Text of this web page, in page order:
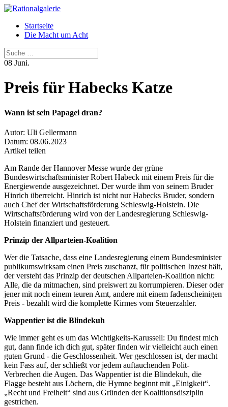
Startseite
Die Macht um Acht
Suchen
08 Juni.
Preis für Habecks Katze
Wann ist sein Papagei dran?
Autor: Uli Gellermann
Datum: 08.06.2023
Artikel teilen
Am Rande der Hannover Messe wurde der grüne
Bundeswirtschaftsminister Robert Habeck mit einem Preis für die
Energiewende ausgezeichnet. Der wurde ihm von seinem Bruder
Hinrich überreicht. Hinrich ist nicht nur Habecks Bruder, sondern
auch Chef der Wirtschaftsförderung Schleswig-Holstein. Die
Wirtschaftsförderung wird von der Landesregierung Schleswig-
Holstein finanziert und gesteuert.
Prinzip der Allparteien-Koalition
Wer die Tatsache, dass eine Landesregierung einem Bundesminister
publikumswirksam einen Preis zuschanzt, für politischen Inzest hält,
der versteht das Prinzip der deutschen Allparteien-Koalition nicht:
Alle, die da mitmachen, sind preiswert zu korrumpieren. Dieser oder
jener mit noch einem teuren Amt, andere mit einem fadenscheinigen
Preis - bezahlt wird die komplette Kirmes vom Steuerzahler.
Wappentier ist die Blindekuh
Wie immer geht es um das Wichtigkeits-Karussell: Du findest mich
gut, dann finde ich dich gut, später finden wir vielleicht auch einen
guten Grund - die Geschlossenheit. Wer geschlossen ist, der macht
kein Fass auf, der schließt vor jedem auftauchenden Polit-
Verbrechen die Augen. Das Wappentier ist die Blindekuh, die
Flagge besteht aus Löchern, die Hymne beginnt mit „Einigkeit“.
„Recht und Freiheit“ sind aus Gründen der Koalitionsdisziplin
gestrichen.